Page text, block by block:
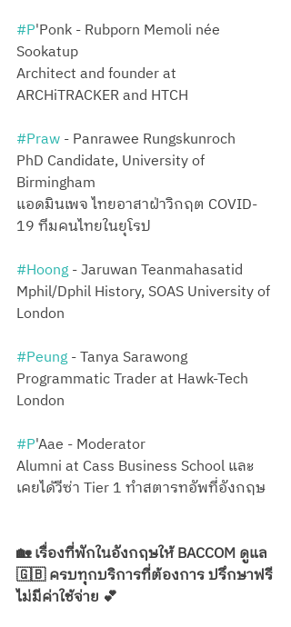
#P'Ponk - Rubporn Memoli née
Sookatup
Architect and founder at
ARCHiTRACKER and HTCH
#Praw - Panrawee Rungskunroch
PhD Candidate, University of
Birmingham
แอดมินเพจ ไทยอาสาฝ่าวิกฤต COVID-
19 ทีมคนไทยในยุโรป
#Hoong - Jaruwan Teanmahasatid
Mphil/Dphil History, SOAS University of
London
#Peung - Tanya Sarawong
Programmatic Trader at Hawk-Tech
London
#P'Aae - Moderator
Alumni at Cass Business School และ
เคยได้วีซ่า Tier 1 ทำสตารทอัพที่อังกฤษ
🏡 เรื่องที่พักในอังกฤษให้ BACCOM ดูแล
🇬🇧 ครบทุกบริการที่ต้องการ ปรึกษาฟรี
ไม่มีค่าใช้จ่าย 💕